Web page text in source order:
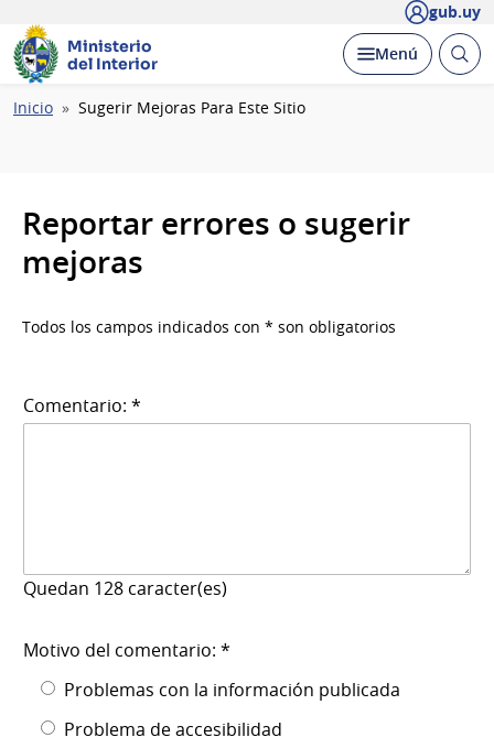
gub.uy
Ministerio
del Interior
Desplegar
Menú Abrir
Ruta
Inicio Sugerir Mejoras Para Este Sitio
Reportar errores o sugerir
mejoras
Todos los campos indicados con * son obligatorios
Comentario: *
Quedan 128 caracter(es)
Motivo del comentario: *
Problemas con la información publicada
Problema de accesibilidad